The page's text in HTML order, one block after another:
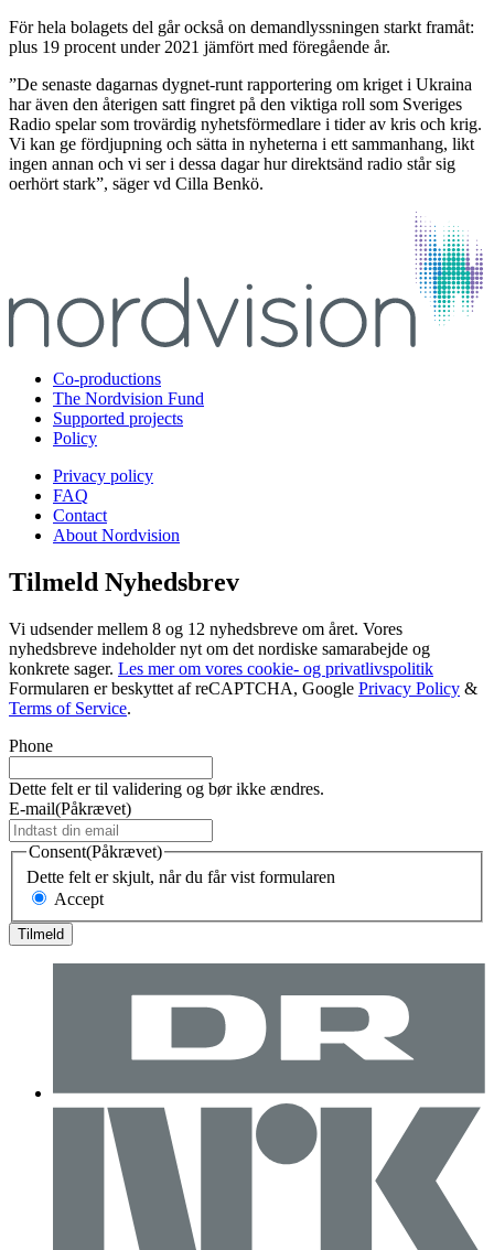
För hela bolagets del går också on demandlyssningen starkt framåt:
plus 19 procent under 2021 jämfört med föregående år.
”De senaste dagarnas dygnet-runt rapportering om kriget i Ukraina
har även den återigen satt fingret på den viktiga roll som Sveriges
Radio spelar som trovärdig nyhetsförmedlare i tider av kris och krig.
Vi kan ge fördjupning och sätta in nyheterna i ett sammanhang, likt
ingen annan och vi ser i dessa dagar hur direktsänd radio står sig
oerhört stark”, säger vd Cilla Benkö.
Co-productions
The Nordvision Fund
Supported projects
Policy
Privacy policy
FAQ
Contact
About Nordvision
Tilmeld Nyhedsbrev
Vi udsender mellem 8 og 12 nyhedsbreve om året. Vores
nyhedsbreve indeholder nyt om det nordiske samarabejde og
konkrete sager. Les mer om vores cookie- og privatlivspolitik
Formularen er beskyttet af reCAPTCHA, Google Privacy Policy &
Terms of Service.
Phone
Dette felt er til validering og bør ikke ændres.
E-mail(Påkrævet)
Dette felt er skjult, når du får vist formularen
Consent(Påkrævet)
Accept
Tilmeld